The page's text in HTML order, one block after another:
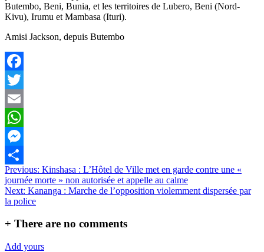
Butembo, Beni, Bunia, et les territoires de Lubero, Beni (Nord-
Kivu), Irumu et Mambasa (Ituri).
Amisi Jackson, depuis Butembo
Facebook
Twitter
Email
WhatsApp
Messenger
Partager
Navigation
de
l’article
Previous: Kinshasa : L’Hôtel de Ville met en garde contre une «
journée morte » non autorisée et appelle au calme
Next: Kananga : Marche de l’opposition violemment dispersée par
la police
+ There are no comments
Add yours